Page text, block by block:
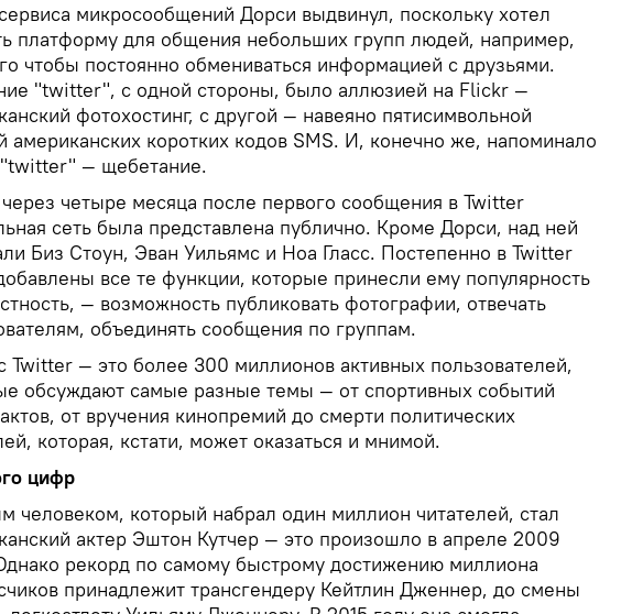
микросообщений Дорси выдвинул, поскольку хотел
платформу для общения небольших групп людей, например,
чтобы постоянно обмениваться информацией с друзьями.
"twitter", с одной стороны, было аллюзией на Flickr —
фотохостинг, с другой — навеяно пятисимвольной
американских коротких кодов SMS. И, конечно же, напоминало
— щебетание.
четыре месяца после первого сообщения в Twitter
сеть была представлена публично. Кроме Дорси, над ней
Биз Стоун, Эван Уильямс и Ноа Гласс. Постепенно в Twitter
все те функции, которые принесли ему популярность
— возможность публиковать фотографии, отвечать
объединять сообщения по группам.
Twitter — это более 300 миллионов активных пользователей,
обсуждают самые разные темы — от спортивных событий
от вручения кинопремий до смерти политических
которая, кстати, может оказаться и мнимой.
цифр
человеком, который набрал один миллион читателей, стал
актер Эштон Кутчер — это произошло в апреле 2009
рекорд по самому быстрому достижению миллиона
принадлежит трансгендеру Кейтлин Дженнер, до смены